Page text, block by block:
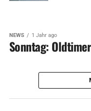
NEWS 1 Jahr ago
Sonntag: